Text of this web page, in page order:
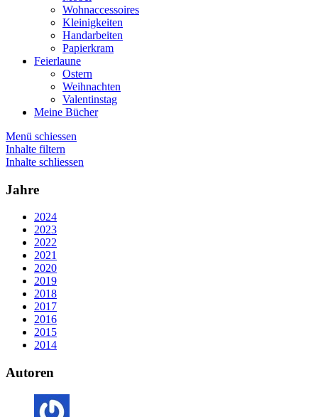
Wohnaccessoires
Kleinigkeiten
Handarbeiten
Papierkram
Feierlaune
Ostern
Weihnachten
Valentinstag
Meine Bücher
Menü schiessen
Inhalte filtern
Inhalte schliessen
Jahre
2024
2023
2022
2021
2020
2019
2018
2017
2016
2015
2014
Autoren